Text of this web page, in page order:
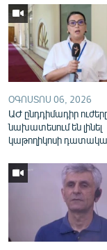
ՀԵՏԵՎԵՔ ՄԵԶ
«Ազատության»
ՕԳՈՍՏՈՍ 06, 2026
ԱԺ ընդդիմադիր
նախատեսում են լինել
կաթողիկոսի